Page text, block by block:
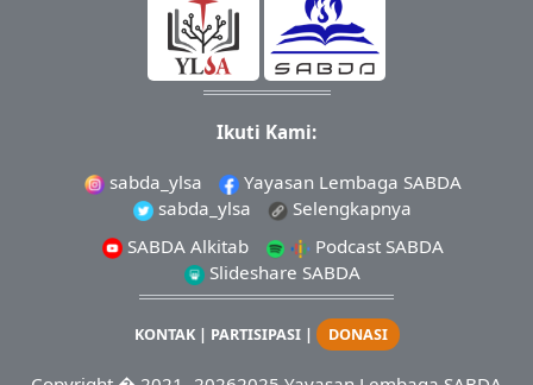
Ikuti Kami:
sabda_ylsa
Yayasan Lembaga SABDA
sabda_ylsa
Selengkapnya
SABDA Alkitab
Podcast SABDA
Slideshare SABDA
KONTAK| PARTISIPASI| DONASI